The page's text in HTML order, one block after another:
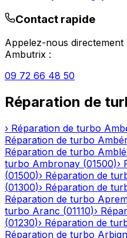
Contact rapide
Appelez-nous
Ambutrix :
09 72 66 48 50
Réparation de
› Réparation de turbo
Réparation de turbo
Réparation de turbo
turbo Ambronay (01500)›
(01500)› Réparation de
(01300)› Réparation de
Réparation de turbo
turbo Aranc (01110)›
(01230)› Réparation de
Réparation de turbo